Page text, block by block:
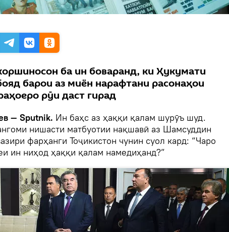
ба ин боваранд, ки Ҳукумати
барои аз миён нарафтани расонаҳои
рӯи даст гирад
— Sputnik. Ин баҳс аз ҳаққи қалам шурӯъ шуд.
нишасти матбуотии нақшавӣ аз Шамсуддин
фарҳанги Тоҷикистон чунин суол кард: “Чаро
ин ниҳод ҳаққи қалам намедиҳанд?”